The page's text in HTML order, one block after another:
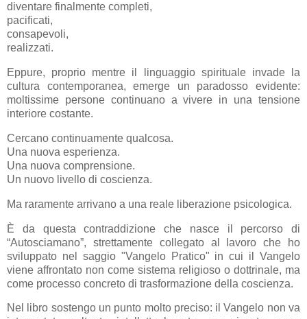
diventare finalmente completi,
pacificati,
consapevoli,
realizzati.
Eppure, proprio mentre il linguaggio spirituale invade la
cultura contemporanea, emerge un paradosso evidente:
moltissime persone continuano a vivere in una tensione
interiore costante.
Cercano continuamente qualcosa.
Una nuova esperienza.
Una nuova comprensione.
Un nuovo livello di coscienza.
Ma raramente arrivano a una reale liberazione psicologica.
È da questa contraddizione che nasce il percorso di
“Autosciamano”, strettamente collegato al lavoro che ho
sviluppato nel saggio "Vangelo Pratico" in cui il Vangelo
viene affrontato non come sistema religioso o dottrinale, ma
come processo concreto di trasformazione della coscienza.
Nel libro sostengo un punto molto preciso: il Vangelo non va